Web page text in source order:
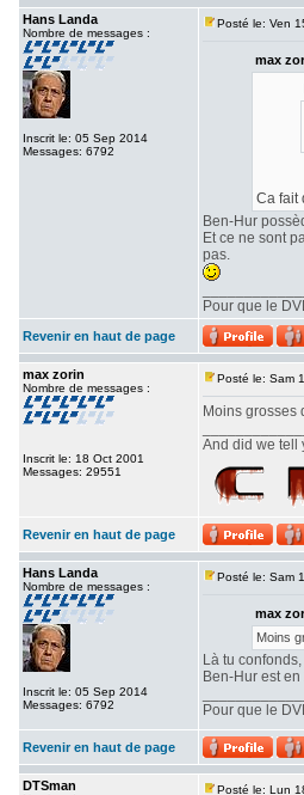
Hans Landa
Nombre de messages :
Inscrit le: 05 Sep 2014
Messages: 6792
Posté le: Ven
max
Ca fait
Ben-Hur
Et ce ne sont
pas.
Pour que le
Revenir en haut de page
max zorin
Nombre de messages :
Inscrit le: 18 Oct 2001
Messages: 29551
Posté le: Sam
Moins grosses
And did we tell
Revenir en haut de page
Hans Landa
Nombre de messages :
Inscrit le: 05 Sep 2014
Messages: 6792
Posté le: Sam
max
Moins
Là tu
Ben-Hur est
Pour que le
Revenir en haut de page
DTSman Posté le: Lun